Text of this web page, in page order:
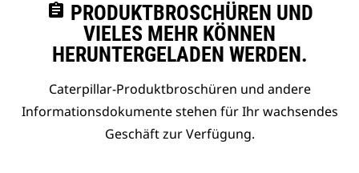
assignment PRODUKTBROSCHÜREN UND
VIELES MEHR KÖNNEN
HERUNTERGELADEN WERDEN.
Caterpillar-Produktbroschüren und andere
Informationsdokumente stehen für Ihr wachsendes
Geschäft zur Verfügung.